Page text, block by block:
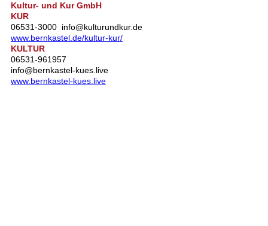
Kultur- und Kur GmbH
KUR
06531-3000 info@kulturundkur.de
www.bernkastel.de/kultur-kur/
KULTUR
06531-961957
info@bernkastel-kues.live
www.bernkastel-kues.live